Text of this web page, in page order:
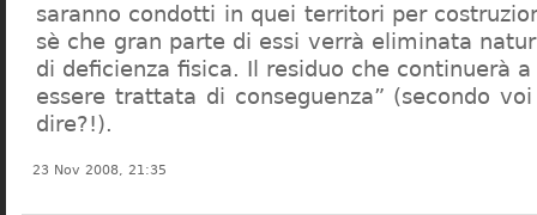
saranno condotti in quei territori per
sè che gran parte di essi verrà eliminata
di deficienza fisica. Il residuo che continuerà
essere trattata di conseguenza” (secondo
dire?!).
23 Nov 2008, 21:35